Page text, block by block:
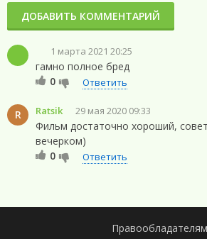
1 марта 2021 20:25
гамно полное бред
0
Ответить
R Ratsik 29 мая 2020 09:33
Фильм достаточно хороший,
вечерком)
0
Ответить
ДОБАВИТЬ КОММЕНТАРИЙ
Правообладателям